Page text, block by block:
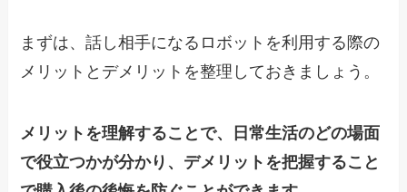
まずは、話し相手になるロボットを利用する際の
メリットとデメリットを整理しておきましょう。
メリットを理解することで、日常生活のどの場面
で役立つかが分かり、デメリットを把握すること